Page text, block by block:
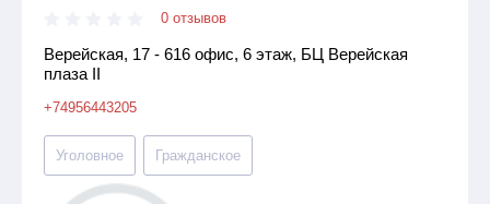
0 отзывов
Верейская, 17 - 616 офис, 6 этаж, БЦ Верейская
плаза II
+74956443205
Уголовное Гражданское